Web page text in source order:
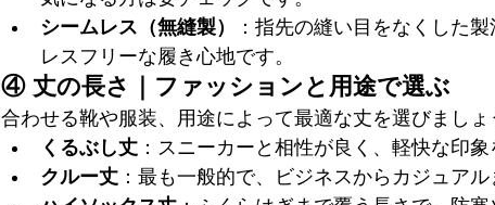
シームレス（無縫製）
：指先の縫い目をなくした
レスフリーな履き心地です。
④ 丈の長さ｜ファッションと用途で選ぶ
合わせる靴や服装、用途によって最適な丈を選びましょ
くるぶし丈 ：スニーカーと相性が良く、軽快な印象
クルー丈 ：最も一般的で、ビジネスからカジュア